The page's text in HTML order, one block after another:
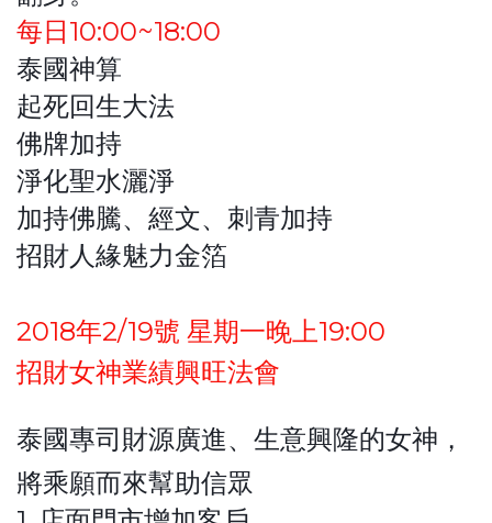
每日10:00~18:00
泰國神算
起死回生大法
佛牌加持
淨化聖水灑淨
加持佛騰、經文、刺青加持
招財人緣魅力金箔
2018年2/19號 星期一晚上19:00
招財女神業績興旺法會
泰國專司財源廣進、生意興隆的女神，
將乘願而來幫助信眾